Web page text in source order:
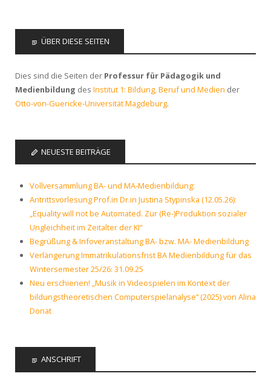
ÜBER DIESE SEITEN
Dies sind die Seiten der Professur für Pädagogik und
Medienbildung des Institut 1: Bildung, Beruf und Medien der
Otto-von-Guericke-Universität Magdeburg.
NEUESTE BEITRÄGE
Vollversammlung BA- und MA-Medienbildung:
Antrittsvorlesung Prof.in Dr.in Justina Stypinska (12.05.26):
„Equality will not be Automated. Zur (Re-)Produktion sozialer
Ungleichheit im Zeitalter der KI“
Begrüßung & Infoveranstaltung BA- bzw. MA- Medienbildung
Verlängerung Immatrikulationsfrist BA Medienbildung für das
Wintersemester 25/26: 31.09.25
Neu erschienen! „Musik in Videospielen im Kontext der
bildungstheoretischen Computerspielanalyse“ (2025) von Alina
Donat
ANSCHRIFT